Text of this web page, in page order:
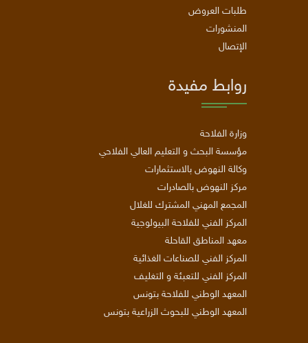
طلبات العروض
المنشورات
الإتصال
روابط مفيدة
وزارة الفلاحة
مؤسسة البحث و التعليم العالي الفلاحي
وكالة النهوض بالاستثمارات
مركز النهوض بالصادرات
المجمع المهني المشترك للغلال
المركز الفني للفلاحة البيولوجية
معهد المناطق القاحلة
المركز الفني للصناعات الغذائية
المركز الفني للتعبئة و التغليف
المعهد الوطني للفلاحة بتونس
المعهد الوطني للبحوث الزراعية بتونس